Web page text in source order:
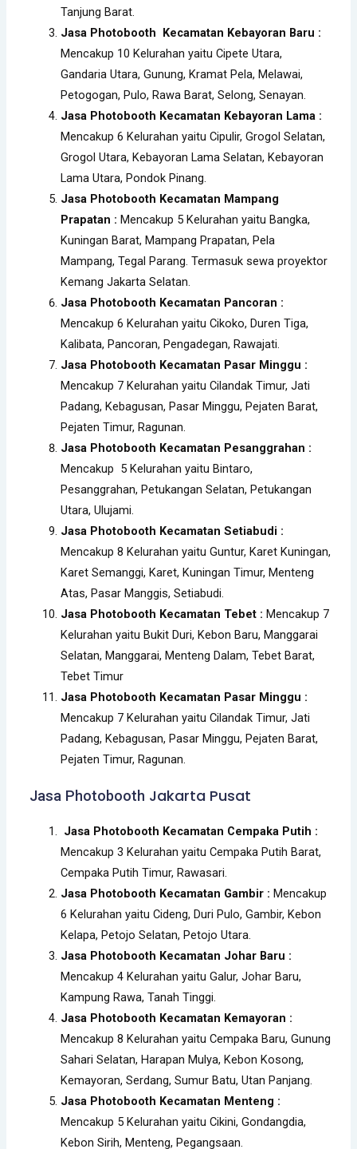
Tanjung Barat.
Jasa Photobooth Kecamatan Kebayoran Baru :
Mencakup 10 Kelurahan yaitu Cipete Utara,
Gandaria Utara, Gunung, Kramat Pela, Melawai,
Petogogan, Pulo, Rawa Barat, Selong, Senayan.
Jasa Photobooth Kecamatan Kebayoran Lama :
Mencakup 6 Kelurahan yaitu Cipulir, Grogol Selatan,
Grogol Utara, Kebayoran Lama Selatan, Kebayoran
Lama Utara, Pondok Pinang.
Jasa Photobooth Kecamatan Mampang
Prapatan : Mencakup 5 Kelurahan yaitu Bangka,
Kuningan Barat, Mampang Prapatan, Pela
Mampang, Tegal Parang. Termasuk sewa proyektor
Kemang Jakarta Selatan.
Jasa Photobooth Kecamatan Pancoran :
Mencakup 6 Kelurahan yaitu Cikoko, Duren Tiga,
Kalibata, Pancoran, Pengadegan, Rawajati.
Jasa Photobooth Kecamatan Pasar Minggu :
Mencakup 7 Kelurahan yaitu Cilandak Timur, Jati
Padang, Kebagusan, Pasar Minggu, Pejaten Barat,
Pejaten Timur, Ragunan.
Jasa Photobooth Kecamatan Pesanggrahan :
Mencakup 5 Kelurahan yaitu Bintaro,
Pesanggrahan, Petukangan Selatan, Petukangan
Utara, Ulujami.
Jasa Photobooth Kecamatan Setiabudi :
Mencakup 8 Kelurahan yaitu Guntur, Karet Kuningan,
Karet Semanggi, Karet, Kuningan Timur, Menteng
Atas, Pasar Manggis, Setiabudi.
Jasa Photobooth Kecamatan Tebet : Mencakup 7
Kelurahan yaitu Bukit Duri, Kebon Baru, Manggarai
Selatan, Manggarai, Menteng Dalam, Tebet Barat,
Tebet Timur
Jasa Photobooth Kecamatan Pasar Minggu :
Mencakup 7 Kelurahan yaitu Cilandak Timur, Jati
Padang, Kebagusan, Pasar Minggu, Pejaten Barat,
Pejaten Timur, Ragunan.
Jasa Photobooth Jakarta Pusat
Jasa Photobooth Kecamatan Cempaka Putih :
Mencakup 3 Kelurahan yaitu Cempaka Putih Barat,
Cempaka Putih Timur, Rawasari.
Jasa Photobooth Kecamatan Gambir : Mencakup
6 Kelurahan yaitu Cideng, Duri Pulo, Gambir, Kebon
Kelapa, Petojo Selatan, Petojo Utara.
Jasa Photobooth Kecamatan Johar Baru :
Mencakup 4 Kelurahan yaitu Galur, Johar Baru,
Kampung Rawa, Tanah Tinggi.
Jasa Photobooth Kecamatan Kemayoran :
Mencakup 8 Kelurahan yaitu Cempaka Baru, Gunung
Sahari Selatan, Harapan Mulya, Kebon Kosong,
Kemayoran, Serdang, Sumur Batu, Utan Panjang.
Jasa Photobooth Kecamatan Menteng :
Mencakup 5 Kelurahan yaitu Cikini, Gondangdia,
Kebon Sirih, Menteng, Pegangsaan.